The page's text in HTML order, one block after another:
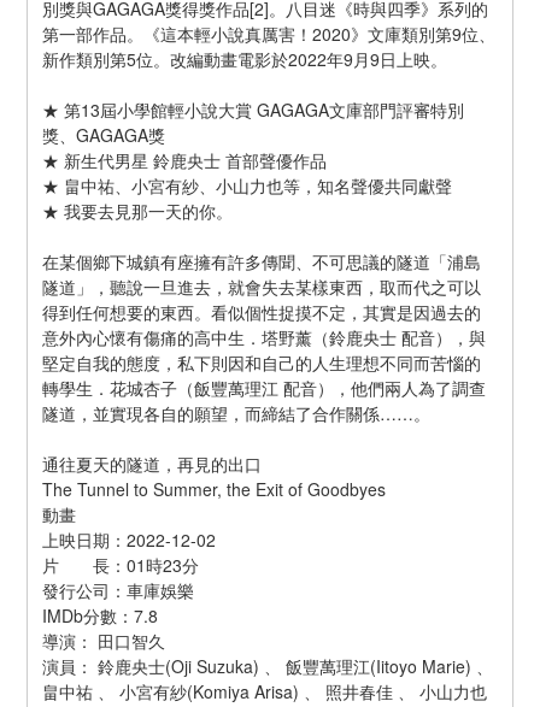
別獎與GAGAGA獎得獎作品[2]。八目迷《時與四季》系列的
第一部作品。《這本輕小說真厲害！2020》文庫類別第9位、
新作類別第5位。改編動畫電影於2022年9月9日上映。
★ 第13屆小學館輕小說大賞 GAGAGA文庫部門評審特別
獎、GAGAGA獎
★ 新生代男星 鈴鹿央士 首部聲優作品
★ 畠中祐、小宮有紗、小山力也等，知名聲優共同獻聲
★ 我要去見那一天的你。
在某個鄉下城鎮有座擁有許多傳聞、不可思議的隧道「浦島
隧道」，聽說一旦進去，就會失去某樣東西，取而代之可以
得到任何想要的東西。看似個性捉摸不定，其實是因過去的
意外內心懷有傷痛的高中生．塔野薰（鈴鹿央士 配音），與
堅定自我的態度，私下則因和自己的人生理想不同而苦惱的
轉學生．花城杏子（飯豐萬理江 配音），他們兩人為了調查
隧道，並實現各自的願望，而締結了合作關係……。
通往夏天的隧道，再見的出口
The Tunnel to Summer, the Exit of Goodbyes
動畫
上映日期：2022-12-02
片　　長：01時23分
發行公司：車庫娛樂
IMDb分數：7.8
導演： 田口智久
演員： 鈴鹿央士(Oji Suzuka) 、 飯豐萬理江(Iitoyo Marie) 、
畠中祐 、 小宮有紗(Komiya Arisa) 、 照井春佳 、 小山力也